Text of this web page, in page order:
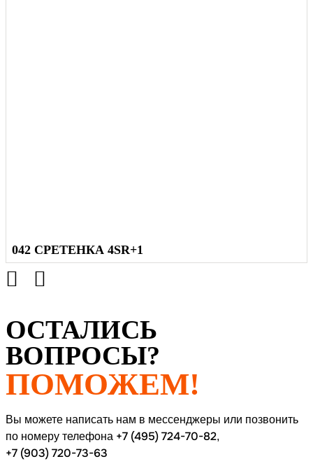
042 СРЕТЕНКА 4SR+1
ОСТАЛИСЬ
ВОПРОСЫ?
ПОМОЖЕМ!
Вы можете написать нам в мессенджеры или позвонить
по номеру телефона +7 (495) 724-70-82,
+7 (903) 720-73-63